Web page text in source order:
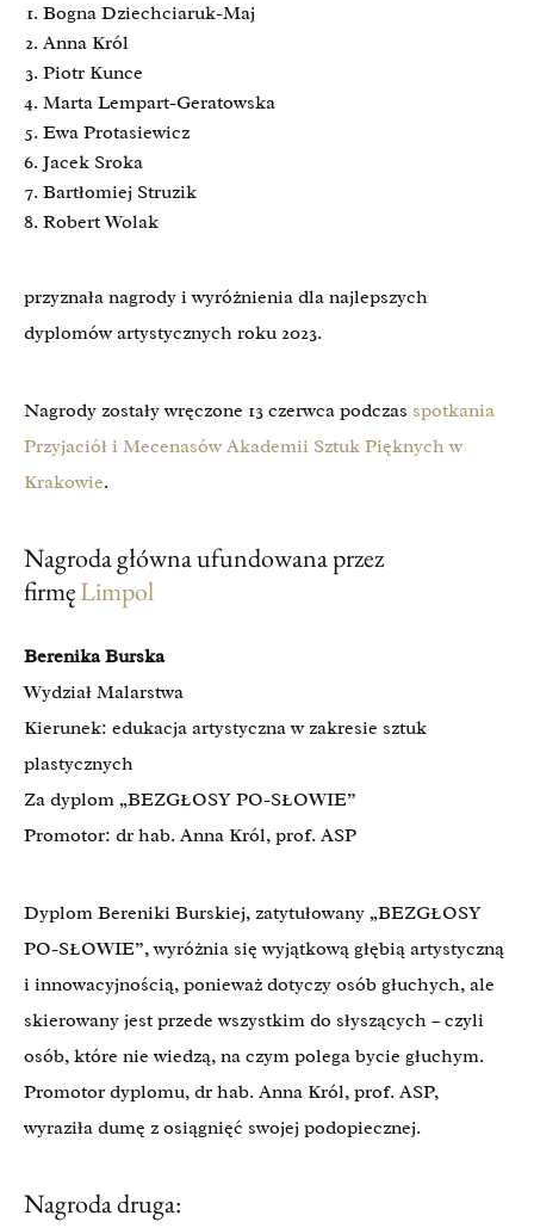
Bogna Dziechciaruk-Maj
Anna Król
Piotr Kunce
Marta Lempart-Geratowska
Ewa Protasiewicz
Jacek Sroka
Bartłomiej Struzik
Robert Wolak
przyznała nagrody i wyróżnienia dla najlepszych
dyplomów artystycznych roku 2023.
Nagrody zostały wręczone 13 czerwca podczas spotkania
Przyjaciół i Mecenasów Akademii Sztuk Pięknych w
Krakowie.
Nagroda główna ufundowana przez
firmęLimpol
Berenika Burska
Wydział Malarstwa
Kierunek: edukacja artystyczna w zakresie sztuk
plastycznych
Za dyplom „BEZGŁOSY PO-SŁOWIE”
Promotor: dr hab. Anna Król, prof. ASP
Dyplom Bereniki Burskiej, zatytułowany „BEZGŁOSY
PO-SŁOWIE”, wyróżnia się wyjątkową głębią artystyczną
i innowacyjnością, ponieważ dotyczy osób głuchych, ale
skierowany jest przede wszystkim do słyszących – czyli
osób, które nie wiedzą, na czym polega bycie głuchym.
Promotor dyplomu, dr hab. Anna Król, prof. ASP,
wyraziła dumę z osiągnięć swojej podopiecznej.
Nagroda druga: